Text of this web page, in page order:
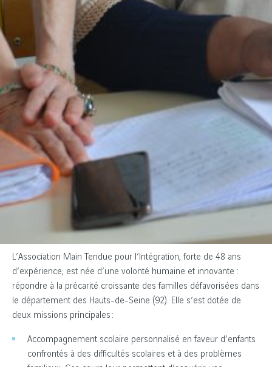
L’Association Main Tendue pour l’Intégration, forte de 48 ans
d’expérience, est née d’une volonté humaine et innovante :
répondre à la précarité croissante des familles défavorisées dans
le département des Hauts-de-Seine (92). Elle s’est dotée de
deux missions principales :
Accompagnement scolaire personnalisé en faveur d’enfants
confrontés à des difficultés scolaires et à des problèmes